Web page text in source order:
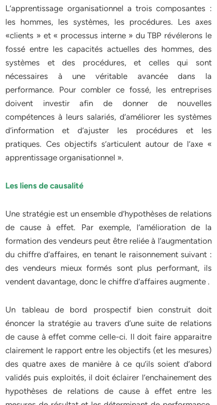
L’apprentissage organisationnel a trois composantes :
les hommes, les systèmes, les procédures. Les axes
«clients » et « processus interne » du TBP révélerons le
fossé entre les capacités actuelles des hommes, des
systèmes et des procédures, et celles qui sont
nécessaires à une véritable avancée dans la
performance. Pour combler ce fossé, les entreprises
doivent investir afin de donner de nouvelles
compétences à leurs salariés, d’améliorer les systèmes
d’information et d’ajuster les procédures et les
pratiques. Ces objectifs s’articulent autour de l’axe «
apprentissage organisationnel ».
Les liens de causalité
Une stratégie est un ensemble d’hypothèses de relations
de cause à effet. Par exemple, l’amélioration de la
formation des vendeurs peut être reliée à l’augmentation
du chiffre d’affaires, en tenant le raisonnement suivant :
des vendeurs mieux formés sont plus performant, ils
vendent davantage, donc le chiffre d’affaires augmente .
Un tableau de bord prospectif bien construit doit
énoncer la stratégie au travers d’une suite de relations
de cause à effet comme celle-ci. Il doit faire apparaitre
clairement le rapport entre les objectifs (et les mesures)
des quatre axes de manière à ce qu’ils soient d’abord
validés puis exploités, il doit éclairer l’enchainement des
hypothèses de relations de cause à effet entre les